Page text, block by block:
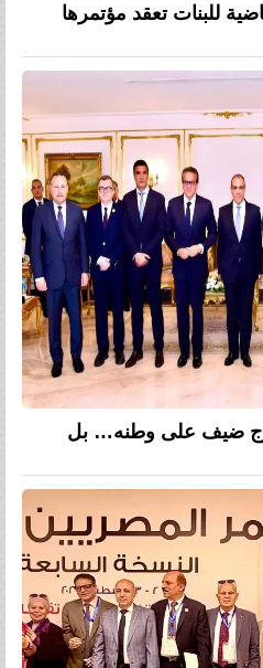
للبنات تعقد مؤتمرها
ضيف على وطنه… بل